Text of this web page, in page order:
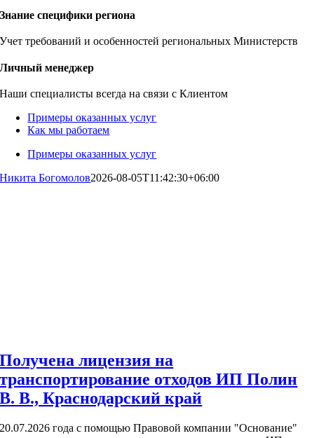
Знание специфики региона
Учет требований и особенностей региональных Министерств
Личный менеджер
Наши специалисты всегда на связи с Клиентом
Примеры оказанных услуг
Как мы работаем
Примеры оказанных услуг
Никита Богомолов2026-08-05T11:42:30+06:00
Получена лицензия на
транспортирование отходов ИП Полин
В. В., Краснодарский край
20.07.2026 года с помощью Правовой компании "Основание"